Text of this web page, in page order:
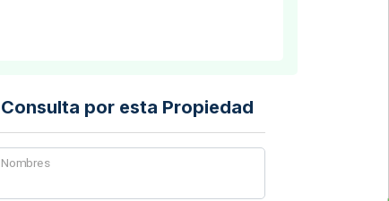
Consulta por esta Propiedad
Nombres